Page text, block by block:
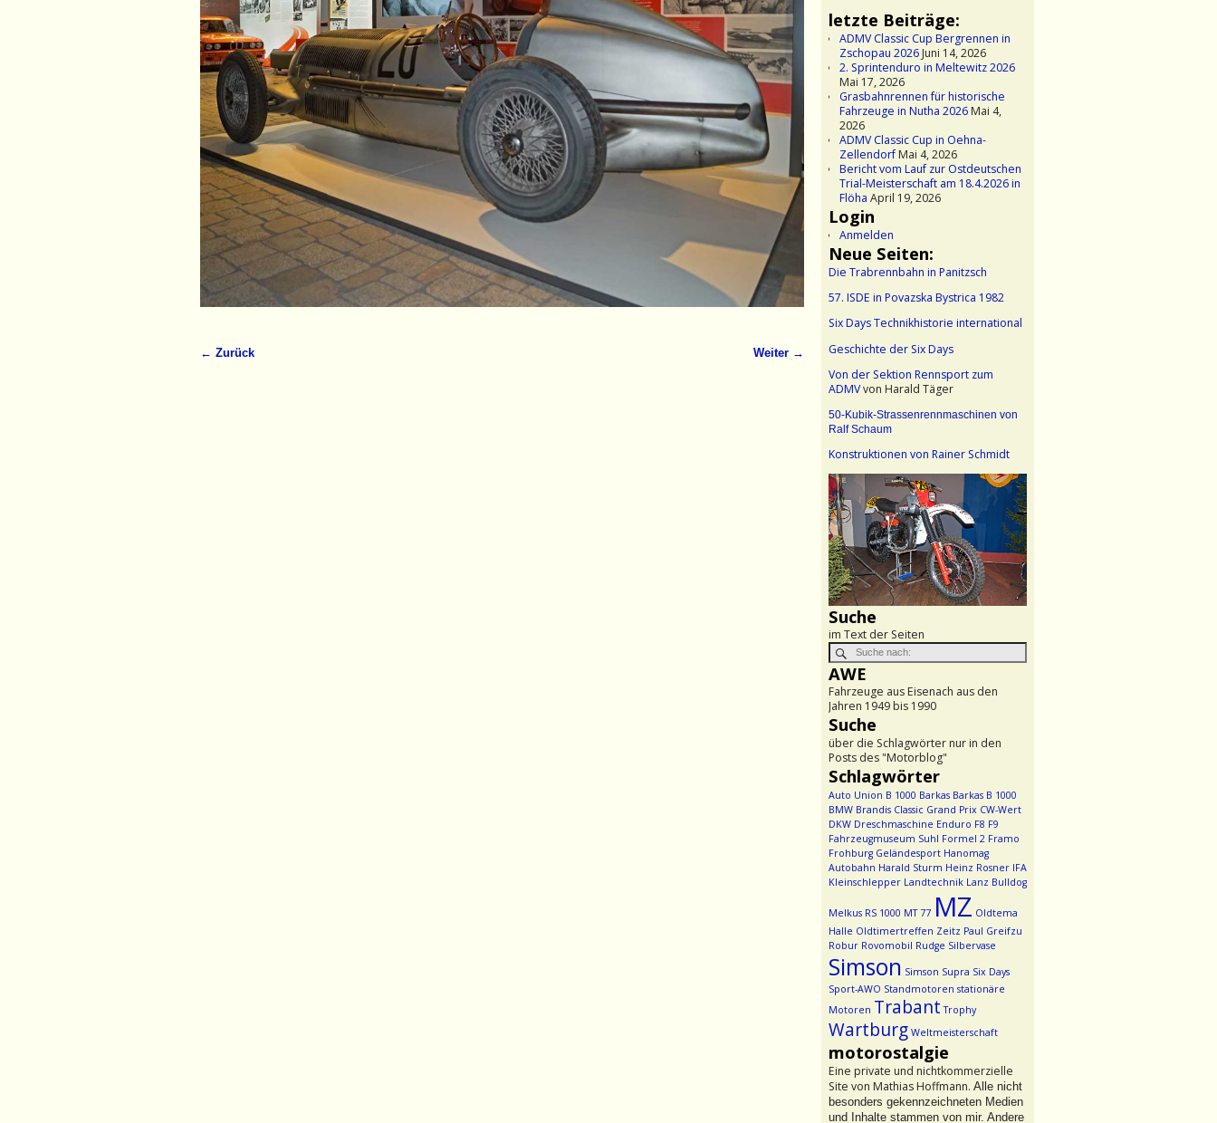
← Zurück Weiter →
letzte Beiträge:
ADMV Classic Cup Bergrennen in
Zschopau 2026Juni 14, 2026
2. Sprintenduro in Meltewitz 2026
Mai 17, 2026
Grasbahnrennen für historische
Fahrzeuge in Nutha 2026Mai 4,
2026
ADMV Classic Cup in Oehna-
ZellendorfMai 4, 2026
Bericht vom Lauf zur Ostdeutschen
Trial-Meisterschaft am 18.4.2026 in
Flöha April 19, 2026
Login
Anmelden
Neue Seiten:
Die Trabrennbahn in Panitzsch
57. ISDE in Povazska Bystrica 1982
Six Days Technikhistorie international
Geschichte der Six Days
Von der Sektion Rennsport zum
ADMVvon Harald Täger
50-Kubik-Strassenrennmaschinen von
Ralf Schaum
Konstruktionen von Rainer Schmidt
Suche
im Text der Seiten
AWE
Fahrzeuge aus Eisenach aus den
Jahren 1949 bis 1990
Suche
über die Schlagwörter nur in den
Posts des "Motorblog"
Schlagwörter
Auto Union B 1000 Barkas Barkas B 1000
BMW Brandis Classic Grand Prix CW-Wert
DKW Dreschmaschine Enduro F8 F9
Fahrzeugmuseum Suhl Formel 2 Framo
Frohburg Geländesport Hanomag
Autobahn Harald Sturm Heinz Rosner IFA
Kleinschlepper Landtechnik Lanz Bulldog
Melkus RS 1000 MT 77 MZ Oldtema
Halle Oldtimertreffen Zeitz Paul Greifzu
Robur Rovomobil Rudge Silbervase
Simson Simson Supra Six Days
Sport-AWO Standmotoren stationäre
Motoren Trabant Trophy
Wartburg Weltmeisterschaft
motorostalgie
Eine private und nichtkommerzielle
Site von Mathias Hoffmann. Alle nicht
besonders gekennzeichneten Medien
und Inhalte stammen von mir. Andere